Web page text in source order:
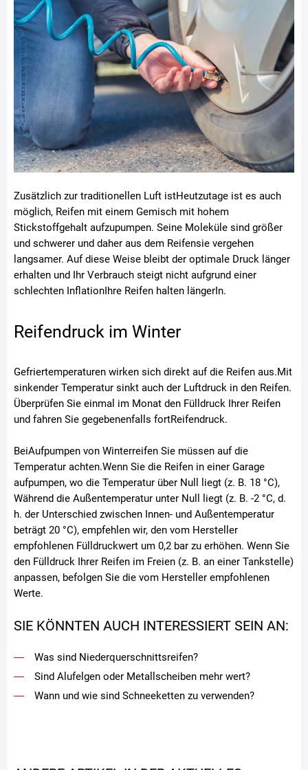
Zusätzlich zur traditionellen Luft istHeutzutage ist es auch
möglich, Reifen mit einem Gemisch mit hohem
Stickstoffgehalt aufzupumpen. Seine Moleküle sind größer
und schwerer und daher aus dem Reifensie vergehen
langsamer. Auf diese Weise bleibt der optimale Druck länger
erhalten und Ihr Verbrauch steigt nicht aufgrund einer
schlechten InflationIhre Reifen halten längerIn.
Reifendruck im Winter
Gefriertemperaturen wirken sich direkt auf die Reifen aus.Mit
sinkender Temperatur sinkt auch der Luftdruck in den Reifen.
Überprüfen Sie einmal im Monat den Fülldruck Ihrer Reifen
und fahren Sie gegebenenfalls fortReifendruck.
BeiAufpumpen von Winterreifen Sie müssen auf die
Temperatur achten.Wenn Sie die Reifen in einer Garage
aufpumpen, wo die Temperatur über Null liegt (z. B. 18 °C),
Während die Außentemperatur unter Null liegt (z. B. -2 °C, d.
h. der Unterschied zwischen Innen- und Außentemperatur
beträgt 20 °C), empfehlen wir, den vom Hersteller
empfohlenen Fülldruckwert um 0,2 bar zu erhöhen. Wenn Sie
den Fülldruck Ihrer Reifen im Freien (z. B. an einer Tankstelle)
anpassen, befolgen Sie die vom Hersteller empfohlenen
Werte.
SIE KÖNNTEN AUCH INTERESSIERT SEIN AN:
Was sind Niederquerschnittsreifen?
Sind Alufelgen oder Metallscheiben mehr wert?
Wann und wie sind Schneeketten zu verwenden?